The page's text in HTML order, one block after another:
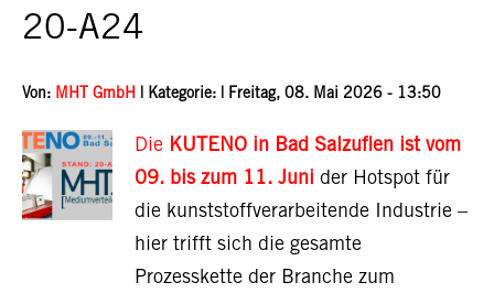
20-A24
Von: MHT GmbH | Kategorie: | Freitag, 08. Mai 2026 - 13:50
DieKUTENO in Bad Salzuflen ist vom
09. bis zum 11. Juni der Hotspot für
die kunststoffverarbeitende Industrie –
hier trifft sich die gesamte
Prozesskette der Branche zum